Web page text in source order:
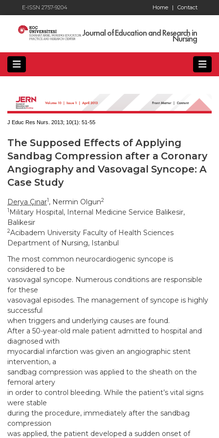
E-ISSN 2757-9204 Contact
Home |
Journal of Education and Research in
Nursing
J Educ Res Nurs. 2013; 10(1): 51-55
The Supposed Effects of Applying
Sandbag Compression after a Coronary
Angiography and Vasovagal Syncope: A
Case Study
Derya Çınar1, Nermin Olgun2
1 Military Hospital, Internal Medicine Service Balikesir,
Balikesir
2Acibadem University Faculty of Health Sciences
Department of Nursing, Istanbul
The most common neurocardiogenic syncope is
considered to be
vasovagal syncope. Numerous conditions are responsible
for these
vasovagal episodes. The management of syncope is highly
successful
when triggers and underlying causes are found.
After a 50-year-old male patient admitted to hospital and
diagnosed with
myocardial infarction was given an angiographic stent
intervention, a
sandbag compression was applied to the sheath on the
femoral artery
in order to control bleeding. While the patient’s vital signs
were stable
during the procedure, immediately after the sandbag
compression
was applied, the patient developed a sudden onset of